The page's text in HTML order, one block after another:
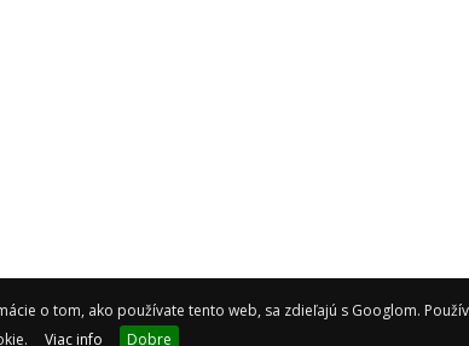
o tom, ako používate tento web, sa zdieľajú s Googlom.
Viac info Dobre